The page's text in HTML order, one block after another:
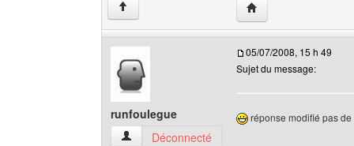
↑ Visiter le site web
runfoulegue
runfoulegue Voir le profil de l'utilisateur
Déconnecté
05/07/2008, 15 h 49
Sujet du message:
réponse modifié pas